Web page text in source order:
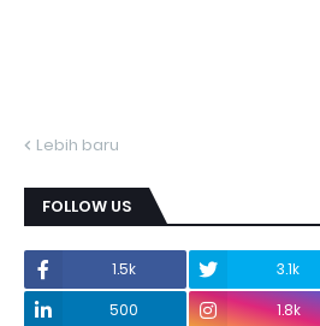
Lebih baru
FOLLOW US
1.5k 3.1k
500
1.8k